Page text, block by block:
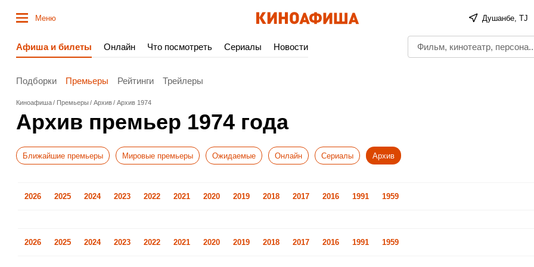
Меню Душанбе, TJ
Афиша и билеты Онлайн Что посмотреть Сериалы Новости
Подборки Премьеры Рейтинги Трейлеры
Киноафиша Премьеры Архив Архив 1974
Архив премьер 1974 года
Ближайшие премьеры Мировые премьеры Ожидаемые Онлайн Сериалы Архив
2026 2025 2024 2023 2022 2021 2020 2019 2018 2017 2016 1991 1959
2026 2025 2024 2023 2022 2021 2020 2019 2018 2017 2016 1991 1959